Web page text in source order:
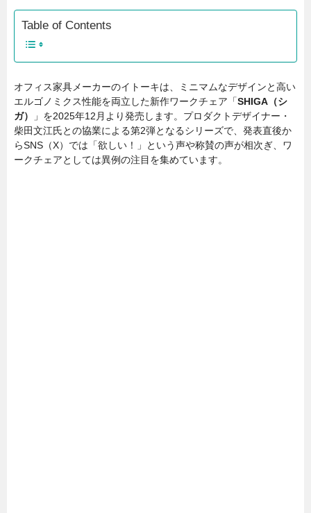
Table of Contents
オフィス家具メーカーのイトーキは、ミニマムなデザインと高い
エルゴノミクス性能を両立した新作ワークチェア「SHIGA（シ
ガ）
」を2025年12月より発売します。プロダクトデザイナー・
柴田文江氏との協業による第2弾となるシリーズで、発表直後か
らSNS（X）では「欲しい！」という声や称賛の声が相次ぎ、ワ
ークチェアとしては異例の注目を集めています。